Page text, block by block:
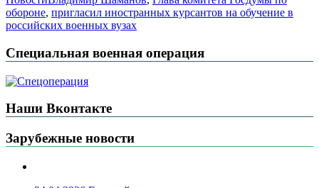
обороне, пригласил иностранных курсантов на обучение в
российских военных вузах
Специальная военная операция
Наши Вконтакте
Зарубежные новости